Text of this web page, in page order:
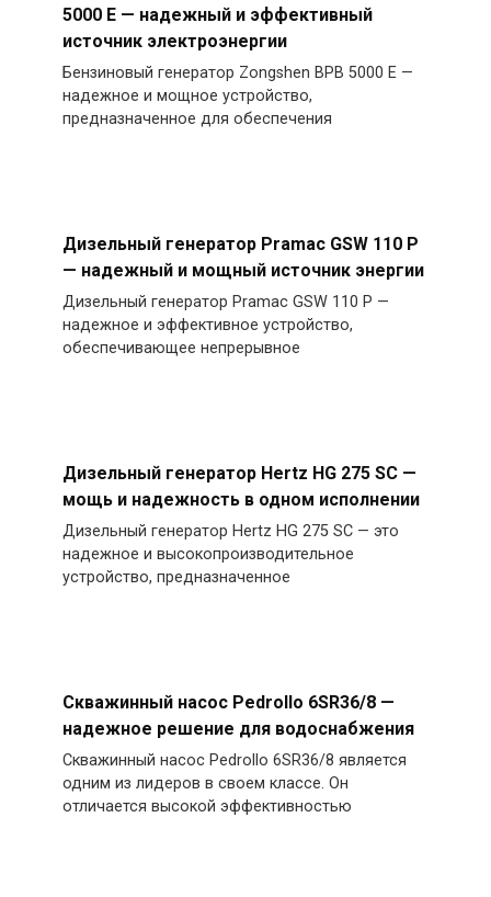
5000 E — надежный и эффективный
источник электроэнергии
Бензиновый генератор Zongshen BPB 5000 E —
надежное и мощное устройство,
предназначенное для обеспечения
Дизельный генератор Pramac GSW 110 P
— надежный и мощный источник энергии
Дизельный генератор Pramac GSW 110 P —
надежное и эффективное устройство,
обеспечивающее непрерывное
Дизельный генератор Hertz HG 275 SC —
мощь и надежность в одном исполнении
Дизельный генератор Hertz HG 275 SC — это
надежное и высокопроизводительное
устройство, предназначенное
Скважинный насос Pedrollo 6SR36/8 —
надежное решение для водоснабжения
Скважинный насос Pedrollo 6SR36/8 является
одним из лидеров в своем классе. Он
отличается высокой эффективностью